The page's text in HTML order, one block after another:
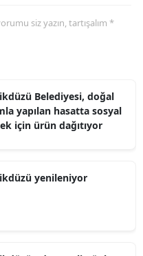
siz yazın, tartışalım *
Belediyesi, doğal
yapılan hasatta sosyal
için ürün dağıtıyor
yenileniyor